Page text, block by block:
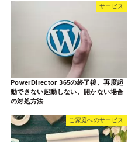
サービス
PowerDirector 365の終了後、再度起
動できない起動しない、開かない場合
の対処方法
ご家庭へのサービス